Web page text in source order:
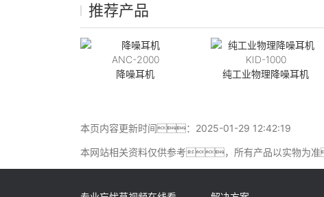
推荐产品
ANC-2000
降噪耳机
KID-1000
纯工业物理降噪耳机
本页内容更新时间：2025-01-29 12:42:19
本网站相关资料仅供参考，所有产品以实物